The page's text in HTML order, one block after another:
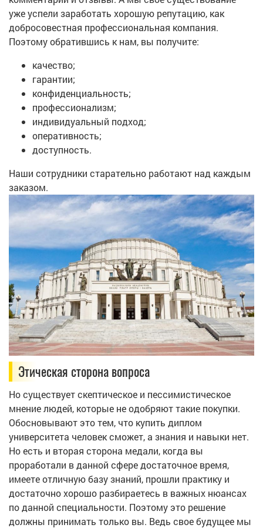
уже успели заработать хорошую репутацию, как
добросовестная профессиональная компания.
Поэтому обратившись к нам, вы получите:
качество;
гарантии;
конфиденциальность;
профессионализм;
индивидуальный подход;
оперативность;
доступность.
Наши сотрудники старательно работают над каждым
заказом.
Этическая сторона вопроса
Но существует скептическое и пессимистическое
мнение людей, которые не одобряют такие покупки.
Обосновывают это тем, что купить диплом
университета человек сможет, а знания и навыки нет.
Но есть и вторая сторона медали, когда вы
проработали в данной сфере достаточное время,
имеете отличную базу знаний, прошли практику и
достаточно хорошо разбираетесь в важных нюансах
по данной специальности. Поэтому это решение
должны принимать только вы. Ведь свое будущее мы